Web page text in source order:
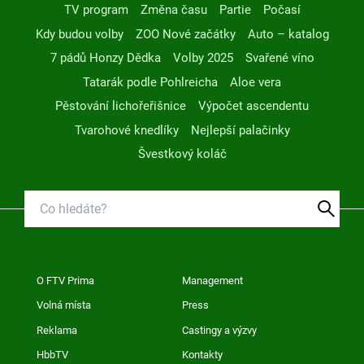
TV program
Změna času Partie
Počasí
Kdy budou volby
ZOO Nové začátky
Auto – katalog
7 pádů Honzy Dědka
Volby 2025
Svařené víno
Tatarák podle Pohlreicha
Aloe vera
Pěstování lichořeřišnice
Výpočet ascendentu
Tvarohové knedlíky
Nejlepší palačinky
Švestkový koláč
O FTV Prima Management
Volná místa Press
Reklama Castingy a výzvy
HbbTV Kontakty